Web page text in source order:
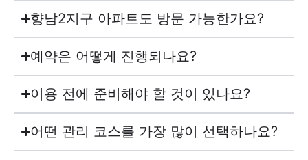
향남2지구 아파트도 방문 가능한가요?
예약은 어떻게 진행되나요?
이용 전에 준비해야 할 것이 있나요?
어떤 관리 코스를 가장 많이 선택하나요?